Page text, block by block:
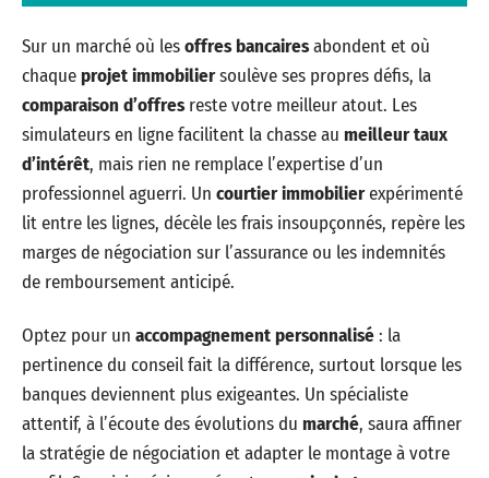
Sur un marché où lesoffres bancairesabondent et où
chaqueprojet immobiliersoulève ses propres défis, la
comparaison d’offresreste votre meilleur atout. Les
simulateurs en ligne facilitent la chasse au meilleur taux
d’intérêt, mais rien ne remplace l’expertise d’un
professionnel aguerri. Un courtier immobilierexpérimenté
lit entre les lignes, décèle les frais insoupçonnés, repère les
marges de négociation sur l’assurance ou les indemnités
de remboursement anticipé.
Optez pour un accompagnement personnalisé: la
pertinence du conseil fait la différence, surtout lorsque les
banques deviennent plus exigeantes. Un spécialiste
attentif, à l’écoute des évolutions du marché, saura affiner
la stratégie de négociation et adapter le montage à votre